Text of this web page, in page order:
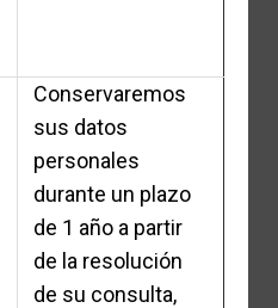
Conservaremos
sus datos
personales
durante un plazo
de 1 año a partir
de la resolución
de su consulta,